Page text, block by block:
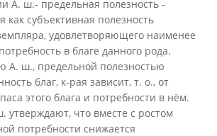
А. ш.- предельная полезность -
как субъективная полезность
удовлетворяющего наименее
в благе данного рода.
А. ш., предельной полезностью
благ, к-рая зависит, т. о., от
этого блага и потребности в нём.
утверждают, что вместе с ростом
потребности снижается